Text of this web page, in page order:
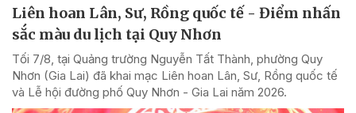
Liên hoan Lân, Sư, Rồng quốc tế - Điểm nhấn
sắc màu du lịch tại Quy Nhơn
Tối 7/8, tại Quảng trường Nguyễn Tất Thành, phường Quy
Nhơn (Gia Lai) đã khai mạc Liên hoan Lân, Sư, Rồng quốc tế
và Lễ hội đường phố Quy Nhơn - Gia Lai năm 2026.